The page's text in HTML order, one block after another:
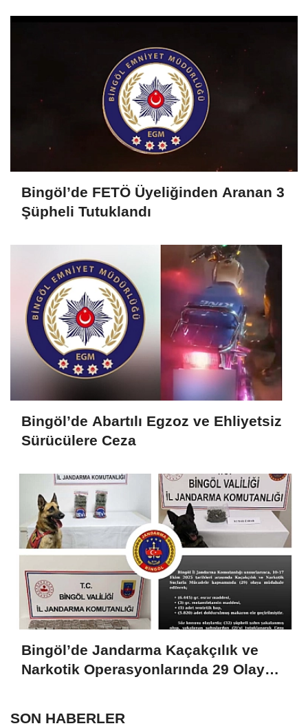
Bingöl’de FETÖ Üyeliğinden Aranan 3
Şüpheli Tutuklandı
Bingöl’de Abartılı Egzoz ve Ehliyetsiz
Sürücülere Ceza
Bingöl’de Jandarma Kaçakçılık ve
Narkotik Operasyonlarında 29 Olaya
SON HABERLER